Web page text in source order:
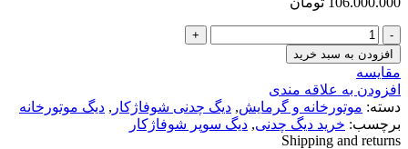
دیگ
شوفاژکار
چدنی
سوپر
500
پلاس
8
افزودن به سبد خرید
مقایسه
افزودن به علاقه مندی
دسته: موتورخانه و گرمایش, دیگ چدنی شوفاژکار , دیگ موتورخانه
برچسب: خرید دیگ چدنی, دیگ سوپر شوفاژکار
Shipping and returns